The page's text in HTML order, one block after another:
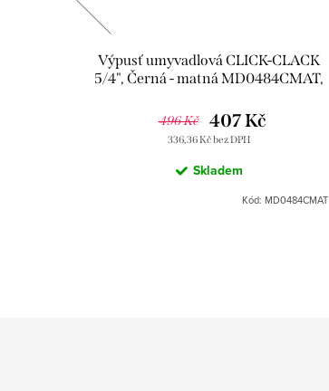
Výpusť umyvadlová CLICK-CLACK
5/4", Černá - matná MD0484CMAT,
496 Kč
336,36 Kč bez DPH
407 Kč
Skladem
Kód: MD0484CMAT